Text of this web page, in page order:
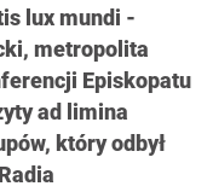
lux mundi -
metropolita
Episkopatu
ad limina
który odbył